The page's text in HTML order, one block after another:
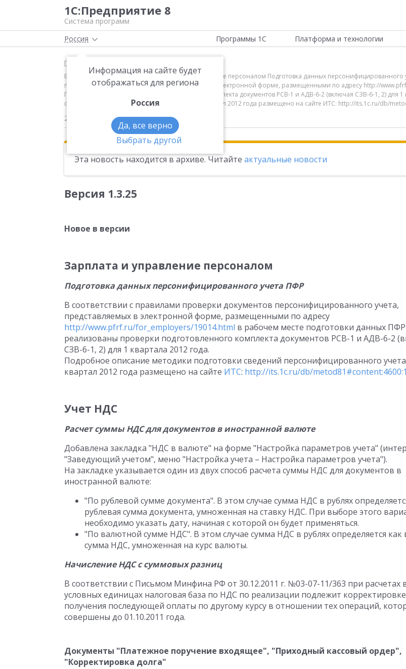
1С:Предприятие 8
Система программ
Россия
Информация на сайте будет
отображаться для региона
Россия
Да, все верно
Выбрать другой
Программы 1С Платформа и технологии
Главная
Версия 1.3.25 Новое в версии Зарплата и управление персоналом Подготовка данных персонифицированного
персонифицированного учета, представляемых в электронной форме, размещенными по адресу http://
ПФР реализованы проверки подготовленного комплекта документов РСВ-1 и АДВ-6-2 (включая СЗВ-6-1, 2) для
сведений персонифицированного учета за 1 квартал 2012 года размещено на сайте ИТС: http://its.1c.ru/db/
24.04.2012
Эта новость находится в архиве. Читайте актуальные новости
Версия 1.3.25
Новое в версии
Зарплата и управление персоналом
Подготовка данных персонифицированного учета ПФР
В соответствии с правилами проверки документов персонифицированного учета,
представляемых в электронной форме, размещенными по адресу
http://www.pfrf.ru/for_employers/19014.html в рабочем месте подготовки данных ПФР
реализованы проверки подготовленного комплекта документов РСВ-1 и АДВ-6-2
СЗВ-6-1, 2) для 1 квартала 2012 года.
Подробное описание методики подготовки сведений персонифицированного учета
квартал 2012 года размещено на сайте ИТС: http://its.1c.ru/db/metod81#content:4600:1
Учет НДС
Расчет суммы НДС для документов в иностранной валюте
Добавлена закладка "НДС в валюте" на форме "Настройка параметров учета"
"Заведующий учетом", меню "Настройка учета – Настройка параметров учета").
На закладке указывается один из двух способ расчета суммы НДС для документов в
иностранной валюте:
"По рублевой сумме документа". В этом случае сумма НДС в рублях
рублевая сумма документа, умноженная на ставку НДС. При выборе этого
необходимо указать дату, начиная с которой он будет применяться.
"По валютной сумме НДС". В этом случае сумма НДС в рублях определяется как
сумма НДС, умноженная на курс валюты.
Начисление НДС с суммовых разниц
В соответствии с Письмом Минфина РФ от 30.12.2011 г. №03-07-11/363 при расчетах
условных единицах налоговая база по НДС по реализации подлежит корректировке
получения последующей оплаты по другому курсу в отношении тех операций,
совершены до 01.10.2011 года.
Документы "Платежное поручение входящее", "Приходный кассовый ордер",
"Корректировка долга"